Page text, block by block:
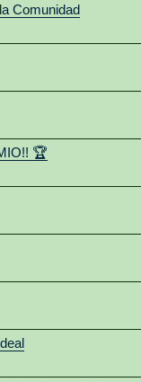
Comunidad
🏆